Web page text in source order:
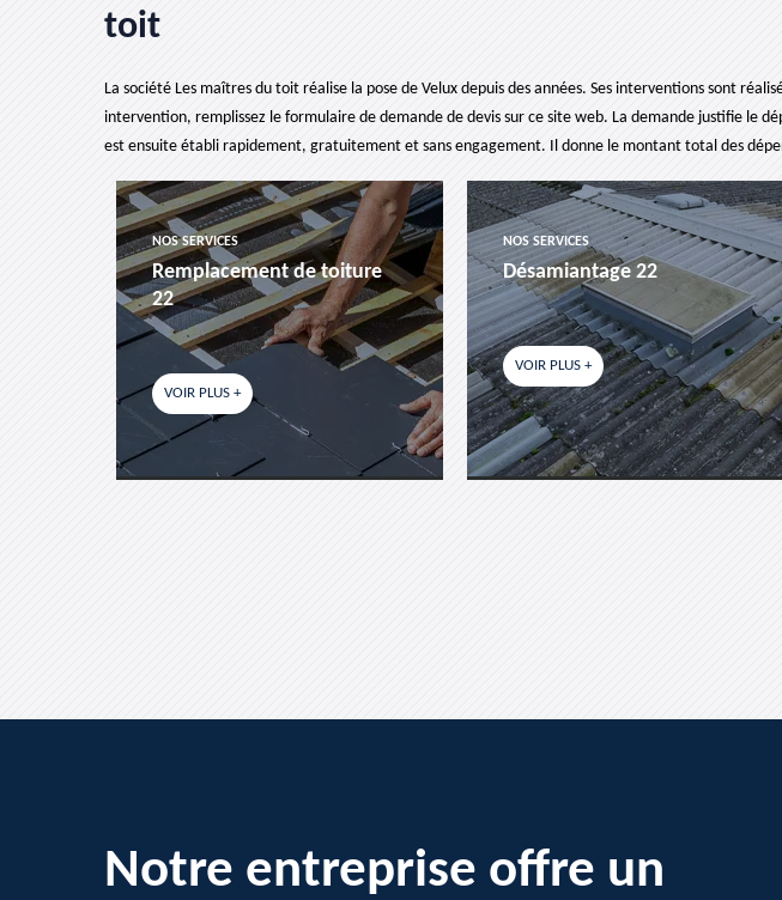
toit
La société Les maîtres du toit réalise la pose de Velux depuis des années. Ses interventions sont
intervention, remplissez le formulaire de demande de devis sur ce site web. La demande justifie le
est ensuite établi rapidement, gratuitement et sans engagement. Il donne le montant total des
NOS SERVICES
Remplacement de toiture
22
VOIR PLUS +
NOS SERVICES
Désamiantage 22
VOIR PLUS +
Notre entreprise offre un